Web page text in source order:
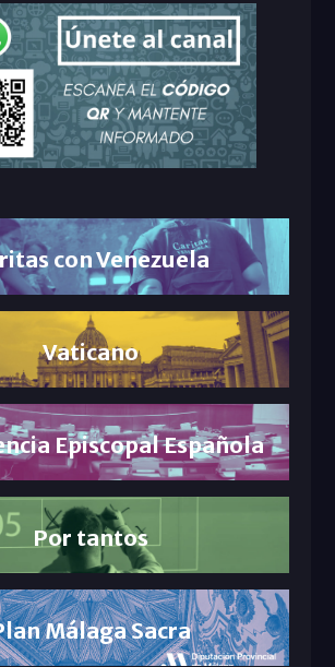
con Venezuela
Vaticano
Episcopal Española
Por tantos
Málaga Sacra